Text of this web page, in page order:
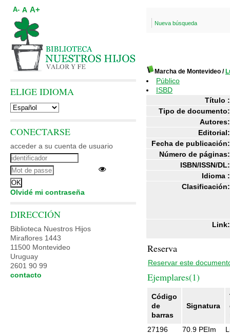
Nueva búsqueda
Marcha de Montevideo /
Público
ISBD
Título :
Tipo de documento:
Autores:
Editorial:
Fecha de publicación:
Número de páginas:
ISBN/ISSN/DL:
Idioma :
Clasificación:
Link:
Reserva
Reservar este
Ejemplares(1)
Código
de
barras
Signatura
27196
70.9 PEIm
A- A A+
ELIGE IDIOMA
CONECTARSE
acceder a su cuenta de usuario
Olvidé mi contraseña
DIRECCIÓN
Biblioteca Nuestros Hijos
Miraflores 1443
11500 Montevideo
Uruguay
2601 90 99
contacto